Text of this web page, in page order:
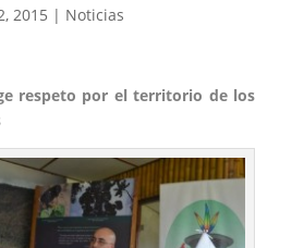
2015 | Noticias
respeto por el territorio de los